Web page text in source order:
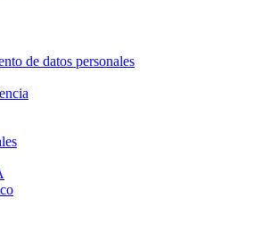
de datos personales